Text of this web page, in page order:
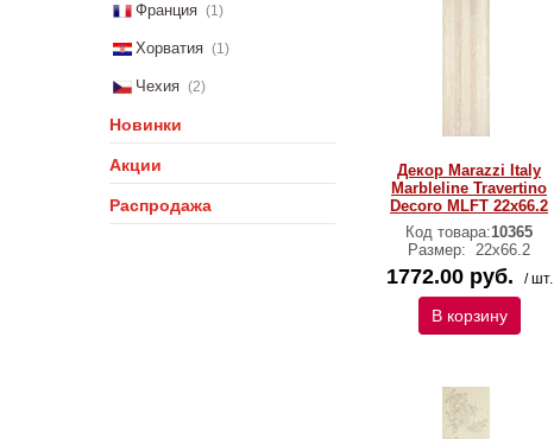
Франция (1)
Хорватия (1)
Чехия (2)
Новинки
Акции
Распродажа
Декор Marazzi Italy
Marbleline Travertino
Decoro MLFT 22х66.2
Код товара:10365
Размер: 22х66.2
1772.00 руб. / шт.
В корзину